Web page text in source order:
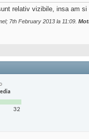
relativ vizibile, insa am
7th February 2013 la 11:09
32